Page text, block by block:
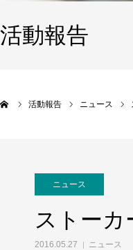
活動報告
活動報告 ニュース
ニュース
ストーカ
2016.05.27 ニュース